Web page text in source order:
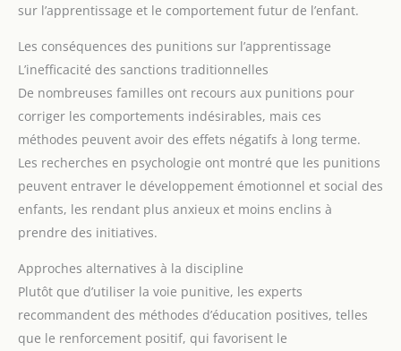
sur l’apprentissage et le comportement futur de l’enfant.
Les conséquences des punitions sur l’apprentissage
L’inefficacité des sanctions traditionnelles
De nombreuses familles ont recours aux punitions pour
corriger les comportements indésirables, mais ces
méthodes peuvent avoir des effets négatifs à long terme.
Les recherches en psychologie ont montré que les punitions
peuvent entraver le développement émotionnel et social des
enfants, les rendant plus anxieux et moins enclins à
prendre des initiatives.
Approches alternatives à la discipline
Plutôt que d’utiliser la voie punitive, les experts
recommandent des méthodes d’éducation positives, telles
que le renforcement positif, qui favorisent le